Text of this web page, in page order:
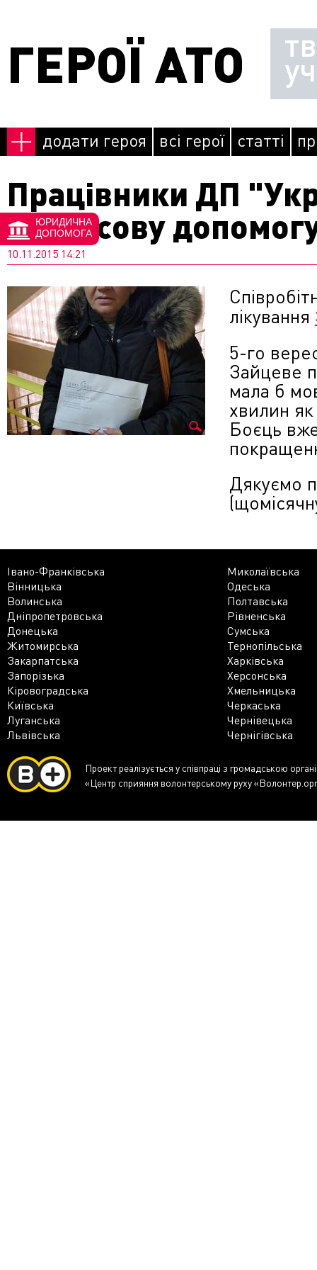
ГЕРОЇ АТО
додати героя всі герої статті
Працівники ДП
фінансову
10.11.2015 14:21
лікування
5-го
Зайцеве
мала б
хвилин як
Боєць
Дякуємо
Івано-Франківська
Миколаївська
Вінницька
Одеська
Волинська
Полтавська
Дніпропетровська
Рівненська
Донецька
Сумська
Житомирська
Тернопільська
Закарпатська
Харківська
Запорізька
Херсонська
Кіровоградська
Хмельницька
Київська
Черкаська
Луганська
Чернівецька
Львівська
Чернігівська
Проект реалізується у співпраці з громадською
«Центр сприяння волонтерському руху
ЮРИДИЧНА
ДОПОМОГА